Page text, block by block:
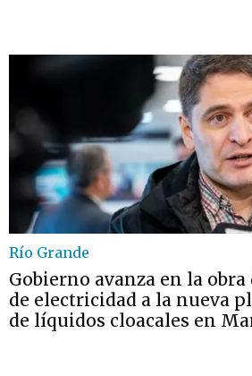
Río Grande
Gobierno avanza en la
de electricidad a la nueva
de líquidos cloacales en